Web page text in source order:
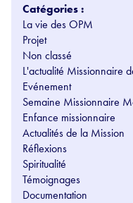
Catégories :
La vie des OPM
Projet
Non classé
L'actualité Missionnaire
Evénement
Semaine Missionnaire
Enfance missionnaire
Actualités de la Mission
Réflexions
Spiritualité
Témoignages
Documentation